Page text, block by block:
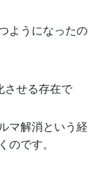
ようになったの
させる存在で
マ解消という経
です。